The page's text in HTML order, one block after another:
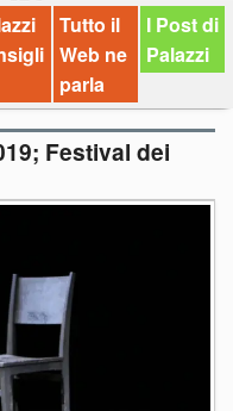
Tutto il
Web ne
parla
I Post di
Palazzi
Festival dei